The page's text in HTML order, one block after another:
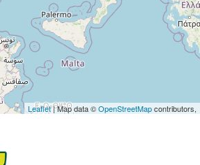
Leaflet| Map data ©OpenStreetMapcontributors,